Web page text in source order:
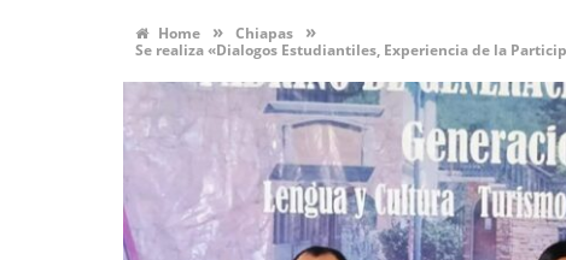
Home » Chiapas »
Se realiza «Dialogos Estudiantiles, Experiencia de la